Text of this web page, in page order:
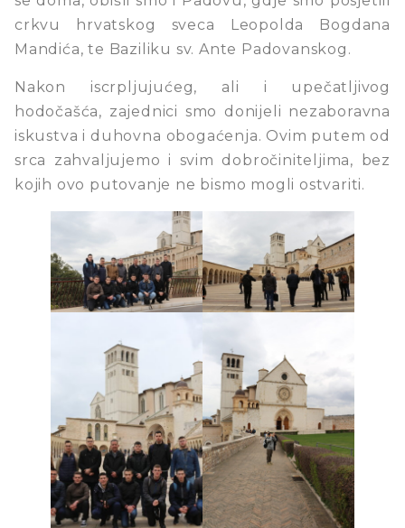
crkvu hrvatskog sveca Leopolda Bogdana
Mandića, te Baziliku sv. Ante Padovanskog.
Nakon iscrpljujućeg, ali i upečatljivog
hodočašća, zajednici smo donijeli nezaboravna
iskustva i duhovna obogaćenja. Ovim putem od
srca zahvaljujemo i svim dobročiniteljima, bez
kojih ovo putovanje ne bismo mogli ostvariti.